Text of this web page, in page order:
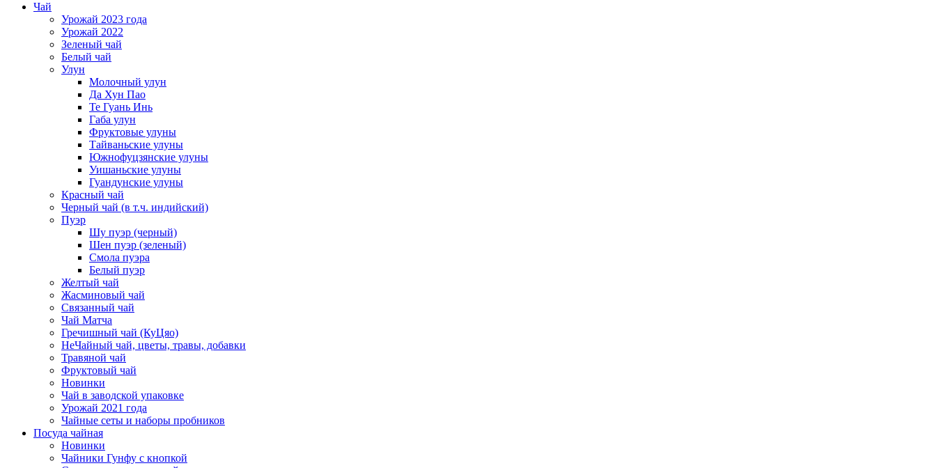
Чай
Урожай 2023 года
Урожай 2022
Зеленый чай
Белый чай
Улун
Молочный улун
Да Хун Пао
Те Гуань Инь
Габа улун
Фруктовые улуны
Тайваньские улуны
Южнофуцзянские улуны
Уишаньские улуны
Гуандунские улуны
Красный чай
Черный чай (в т.ч. индийский)
Пуэр
Шу пуэр (черный)
Шен пуэр (зеленый)
Смола пуэра
Белый пуэр
Желтый чай
Жасминовый чай
Связанный чай
Чай Матча
Гречишный чай (КуЦяо)
НеЧайный чай, цветы, травы, добавки
Травяной чай
Фруктовый чай
Новинки
Чай в заводской упаковке
Урожай 2021 года
Чайные сеты и наборы пробников
Посуда чайная
Новинки
Чайники Гунфу с кнопкой